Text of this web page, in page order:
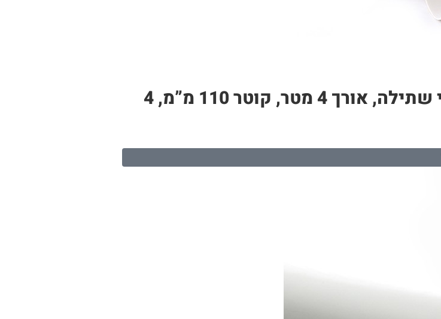
צינור PP לבן – תעלה לגידול הידרופוני | 19 חורי שתילה, אורך 4 מטר, קוטר 110 מ”מ, 4